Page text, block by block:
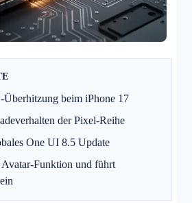
beim iPhone 17
der Pixel-Reihe
One UI 8.5 Update
Funktion und führt